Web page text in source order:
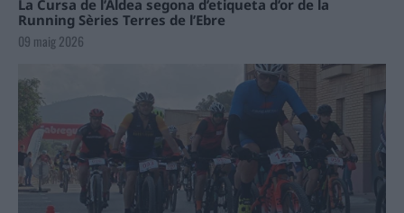
La Cursa de l’Aldea segona d’etiqueta d’or de la
Running Sèries Terres de l’Ebre
09 maig 2026